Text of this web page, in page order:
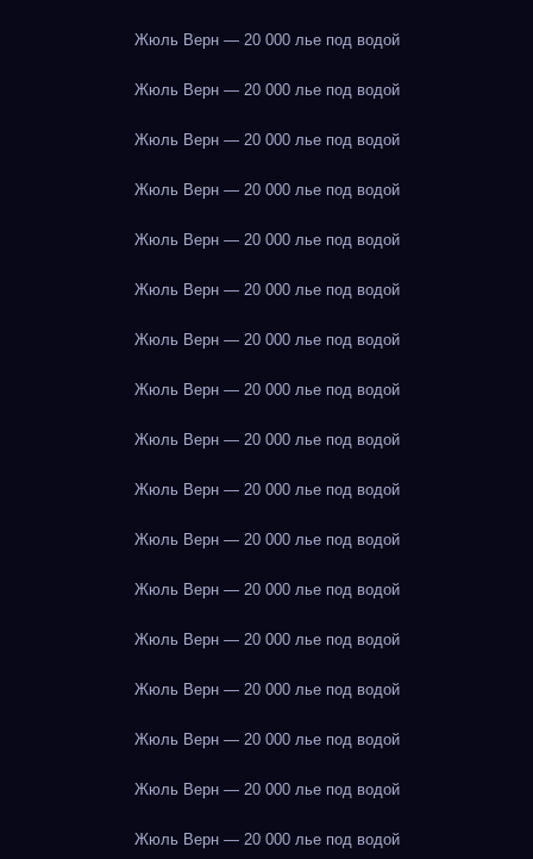
Жюль Верн — 20 000 лье под водой
Жюль Верн — 20 000 лье под водой
Жюль Верн — 20 000 лье под водой
Жюль Верн — 20 000 лье под водой
Жюль Верн — 20 000 лье под водой
Жюль Верн — 20 000 лье под водой
Жюль Верн — 20 000 лье под водой
Жюль Верн — 20 000 лье под водой
Жюль Верн — 20 000 лье под водой
Жюль Верн — 20 000 лье под водой
Жюль Верн — 20 000 лье под водой
Жюль Верн — 20 000 лье под водой
Жюль Верн — 20 000 лье под водой
Жюль Верн — 20 000 лье под водой
Жюль Верн — 20 000 лье под водой
Жюль Верн — 20 000 лье под водой
Жюль Верн — 20 000 лье под водой